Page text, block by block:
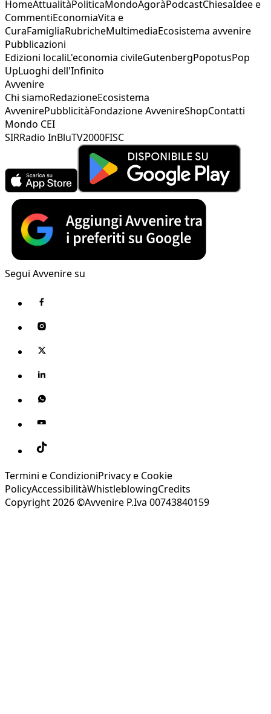
HomeAttualitàPoliticaMondoAgoràPodcastChiesaIdee e
CommentiEconomiaVita e
CuraFamigliaRubricheMultimediaEcosistema avvenire
Pubblicazioni
Edizioni localiL'economia civileGutenbergPopotusPop
UpLuoghi dell'Infinito
Avvenire
Chi siamoRedazioneEcosistema
AvvenirePubblicitàFondazione AvvenireShopContatti
Mondo CEI
SIRRadio InBluTV2000FISC
Segui Avvenire su
Termini e CondizioniPrivacy e Cookie
PolicyAccessibilitàWhistleblowingCredits
Copyright 2026 ©Avvenire P.Iva 00743840159